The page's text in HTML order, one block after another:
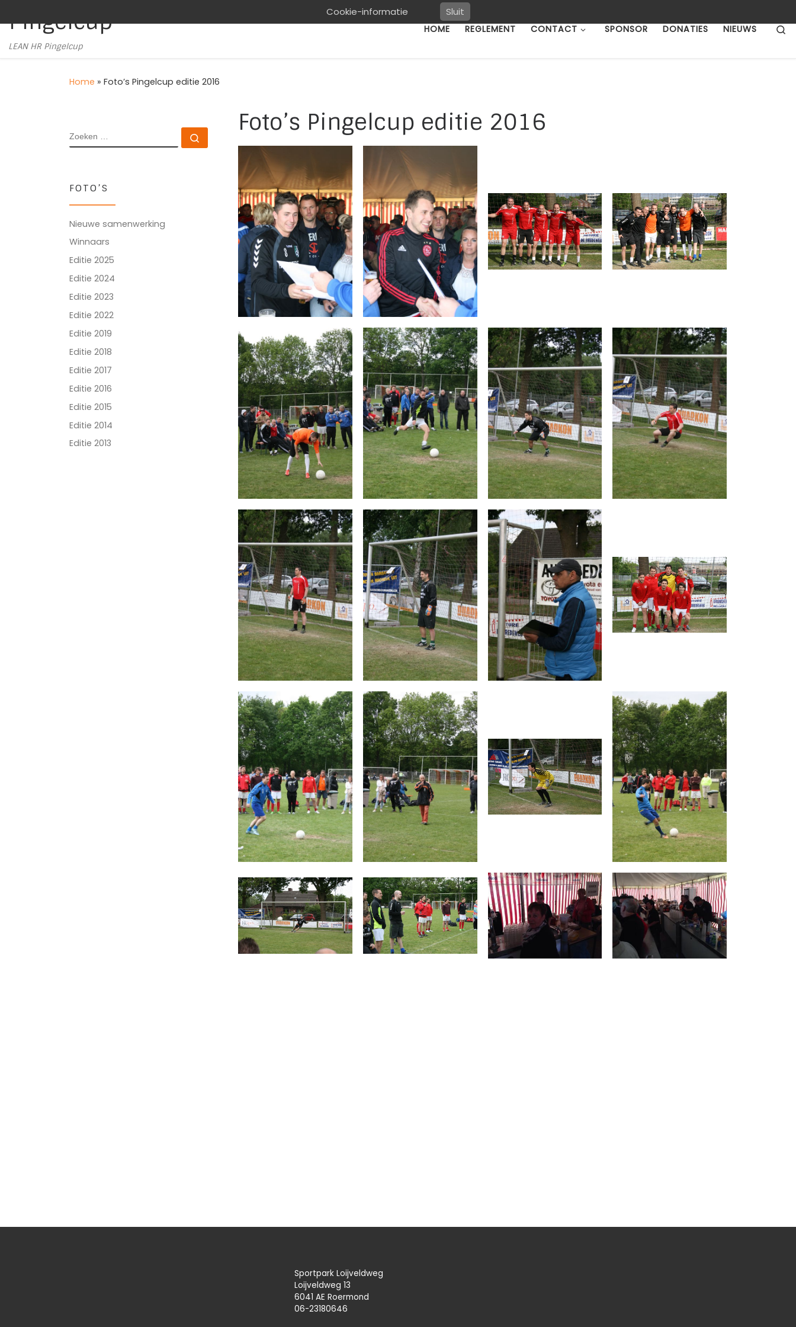
Pingelcup
LEAN HR Pingelcup
HOME REGLEMENT CONTACT SPONSOR DONATIES NIEUWS
Home » Foto’s Pingelcup editie 2016
Foto’s Pingelcup editie 2016
ZOEKEN
FOTO’S
Nieuwe samenwerking
Winnaars
Editie 2025
Editie 2024
Editie 2023
Editie 2022
Editie 2019
Editie 2018
Editie 2017
Editie 2016
Editie 2015
Editie 2014
Editie 2013
Sportpark Loijveldweg
Loijveldweg 13
6041 AE Roermond
06-23180646
Cookie-informatie Sluit